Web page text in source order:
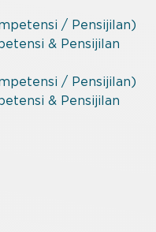
/ Pensijilan)
& Pensijilan
/ Pensijilan)
& Pensijilan